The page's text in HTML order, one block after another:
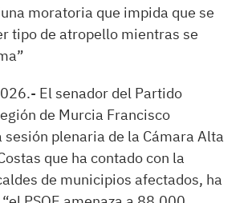
moratoria que impida que se
tipo de atropello mientras se
El senador del Partido
de Murcia Francisco
sesión plenaria de la Cámara Alta
que ha contado con la
de municipios afectados, ha